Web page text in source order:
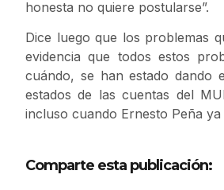
honesta no quiere postularse”.
Dice luego que los problemas
evidencia que todos estos
cuándo, se han estado dando
estados de las cuentas del
incluso cuando Ernesto Peña ya
Comparte esta publicación: